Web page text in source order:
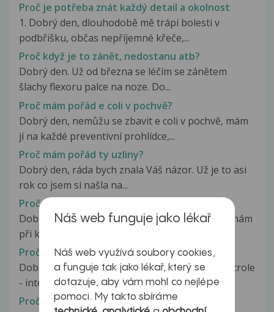
Proč je potřeba znát každý detail a okolnost
1. Dobrý den, dlouhodobě mě trápí bolesti v
podbřišku, občas nepříjemné křeče,...
Proč když je to zánět, nedostanu atb?
Dobrý den. Už od března se léčím se zánětem
šlachy flexoru palce na noze. Do...
Proč mám pořád e coli v pochvě?
Dobrý den, nemůžu se zbavit e coli v pochvě, mám
jí na každé preventivní prohlídce,...
Proč mám pořád ty uzliny?
Dobrý den, ráda bych znala Váš názor. Už je to asi
rok co jsem si našla na...
Proč mám zvýšenou hladinu GGT?
Dobrý den, je mi 44 roků, už více než deset let mám
při kontrolách zvýšenou...
Proč mám zvýšenou kreatinkinázu?
Dobrý den, je mi 67 let , byla jsem včera na kontrole
- interní odd. , kde...
Proč mám žluté bělmo?
Náš web funguje jako lékař
Náš web využívá soubory cookies,
a funguje tak jako lékař, který se
dotazuje, aby vám mohl co nejlépe
pomoci. My takto sbíráme